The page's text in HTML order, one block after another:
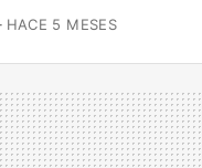
HACE 5 MESES